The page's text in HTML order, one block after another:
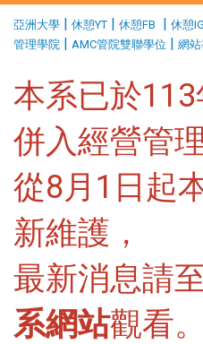
亞洲大學 | 休憩YT | 休憩FB | 休憩IG
管理學院 | AMC管院雙聯學位 | 網
本系已於
併入經營管
從8月1日起
新維護，
最新消息請
系網站觀看。